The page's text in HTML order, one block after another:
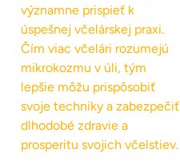
významne prispieť k
úspešnej včelárskej praxi.
Čím viac včelári rozumejú
mikrokozmu v úli, tým
lepšie môžu prispôsobiť
svoje techniky a zabezpečiť
dlhodobé zdravie a
prosperitu svojich včelstiev.